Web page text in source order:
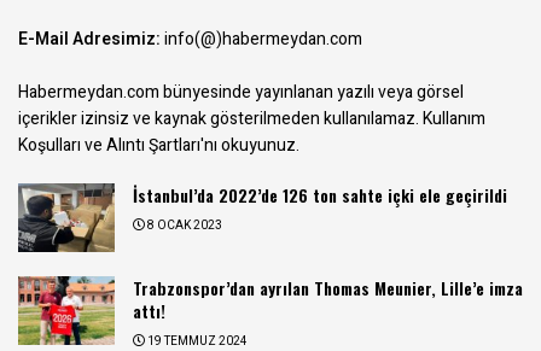
E-Mail Adresimiz:info(@)habermeydan.com
Habermeydan.com bünyesinde yayınlanan yazılı veya görsel
içerikler izinsiz ve kaynak gösterilmeden kullanılamaz.Kullanım
Koşulları ve Alıntı Şartları'nı okuyunuz.
İstanbul’da 2022’de 126 ton sahte içki ele geçirildi
8 OCAK 2023
Trabzonspor’dan ayrılan Thomas Meunier, Lille’e imza
attı!
19 TEMMUZ 2024